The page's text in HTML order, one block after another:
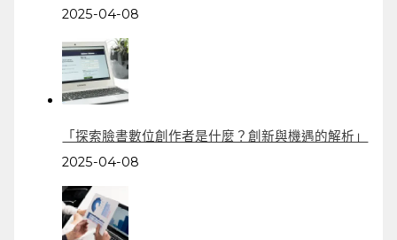
2025-04-08
「探索臉書數位創作者是什麼？創新與機遇的解析」
2025-04-08